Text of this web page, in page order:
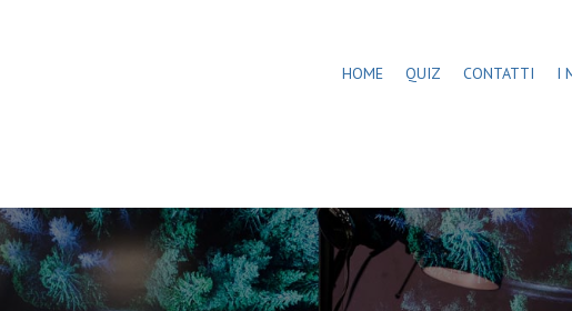
HOME QUIZ CONTATTI I